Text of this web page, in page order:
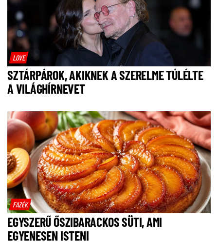
LOVE
SZTÁRPÁROK, AKIKNEK A SZERELME TÚLÉLTE
A VILÁGHÍRNEVET
FAZÉK
EGYSZERŰ ŐSZIBARACKOS SÜTI, AMI
EGYENESEN ISTENI